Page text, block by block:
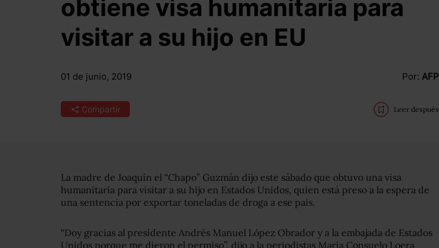
obtiene visa humanitaria para
visitar a su hijo en EU
01 de junio, 2019 Por: AFP
Compartir Leer después
La madre de Joaquín el “Chapo” Guzmán dijo este sábado que obtuvo una visa
humanitaria para visitar a su hijo en Estados Unidos, quien está preso a la espera de
una sentencia por exportar toneladas de droga a ese país.
“Doy gracias al presidente Andrés Manuel López Obrador y a la embajada de Estados
Unidos porque me dieron el permiso”, dijo a la periodistas María Consuelo Loera